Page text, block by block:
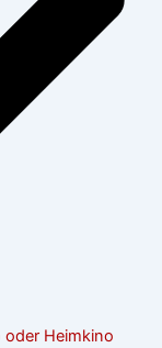
oder Heimkino